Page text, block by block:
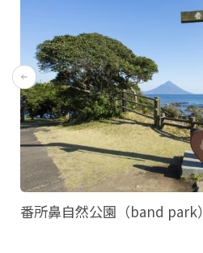
番所鼻自然公園（band park）